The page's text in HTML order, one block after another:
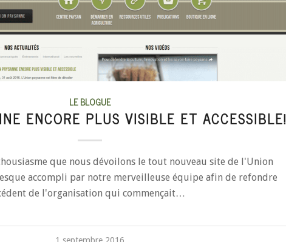
LE BLOGUE
ENCORE PLUS VISIBLE ET ACCESSIBLE!
que nous dévoilons le tout nouveau site de l'Union
accompli par notre merveilleuse équipe afin de refondre
de l'organisation qui commençait…